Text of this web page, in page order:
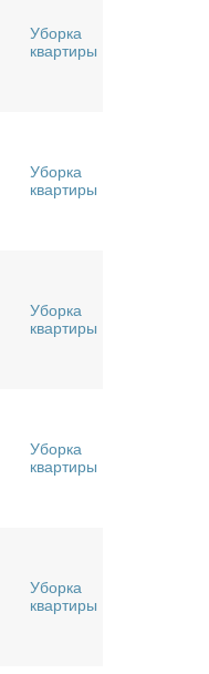
Уборка
квартиры
Уборка
квартиры
Уборка
квартиры
Уборка
квартиры
Уборка
квартиры